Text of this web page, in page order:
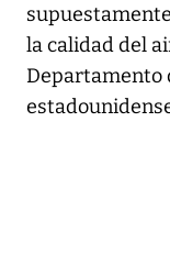
la calidad del
Departamento